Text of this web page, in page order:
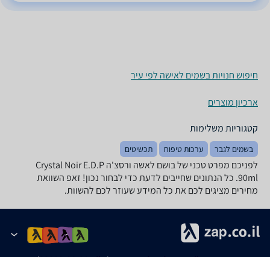
חיפוש חנויות בשמים לאישה לפי עיר
ארכיון מוצרים
קטגוריות משלימות
בשמים לגבר ערכות טיפוח תכשיטים
לפניכם מפרט טכני של בושם לאשה ורסצ'ה Crystal Noir E.D.P
90ml. כל הנתונים שחייבים לדעת כדי לבחור נכון! זאפ השוואת
מחירים מציגים לכם את כל המידע שעוזר לכם להשוות.